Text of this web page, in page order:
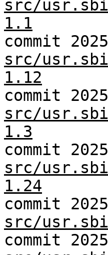
src/
1.1
commit
src/
1.12
commit
src/
1.3
commit
src/
1.24
commit
src/
commit